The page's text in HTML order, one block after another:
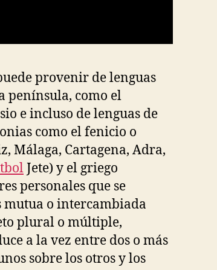
provenir de lenguas
península, como el
e incluso de lenguas de
como el fenicio o
Málaga, Cartagena, Adra,
Jete) y el griego
personales que se
o intercambiada
plural o múltiple,
a la vez entre dos o más
sobre los otros y los